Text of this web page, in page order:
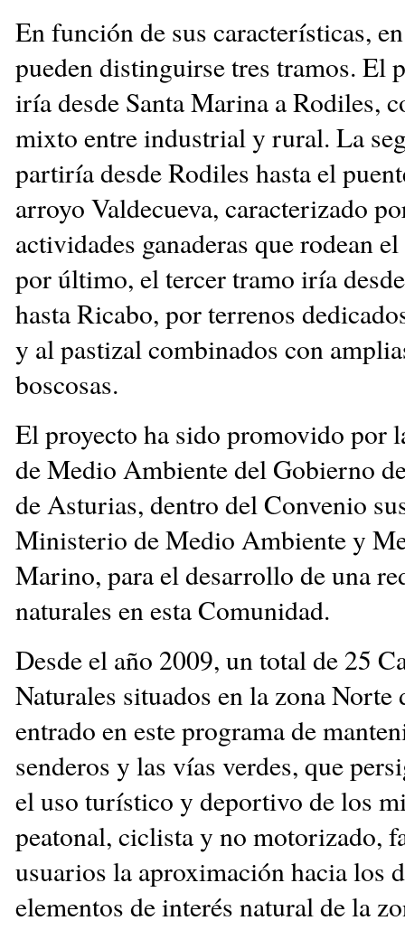
En función de sus características,
pueden distinguirse tres tramos. El
iría desde Santa Marina a Rodiles,
mixto entre industrial y rural. La
partiría desde Rodiles hasta el
arroyo Valdecueva, caracterizado
actividades ganaderas que rodean
por último, el tercer tramo iría
hasta Ricabo, por terrenos
y al pastizal combinados con
boscosas.
El proyecto ha sido promovido por
de Medio Ambiente del Gobierno
de Asturias, dentro del Convenio
Ministerio de Medio Ambiente y
Marino, para el desarrollo de una
naturales en esta Comunidad.
Desde el año 2009, un total de 25
Naturales situados en la zona Norte
entrado en este programa de
senderos y las vías verdes, que
el uso turístico y deportivo de los
peatonal, ciclista y no motorizado,
usuarios la aproximación hacia los
elementos de interés natural de la